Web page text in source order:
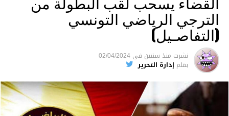
الترجي الرياضي التونسي
(التفاصـيل)
نشرت منذ سنتين فى 02/04/2024
بقلم إدارة التحرير